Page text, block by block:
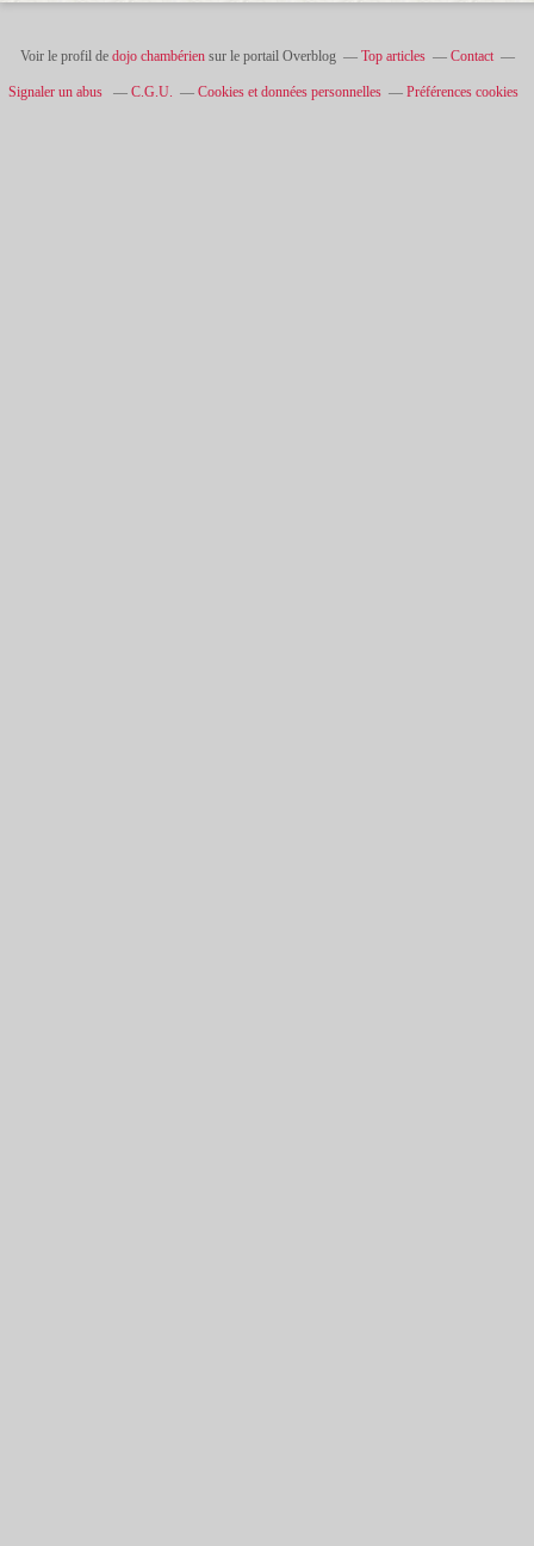
Voir le profil de dojo chambériensur le portail Overblog Top articles Contact
Signaler un abus C.G.U. Cookies et données personnelles Préférences cookies